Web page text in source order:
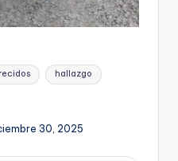
hallazgo
30, 2025